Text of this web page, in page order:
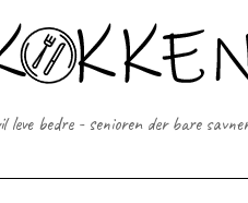
bedre - senioren der bare